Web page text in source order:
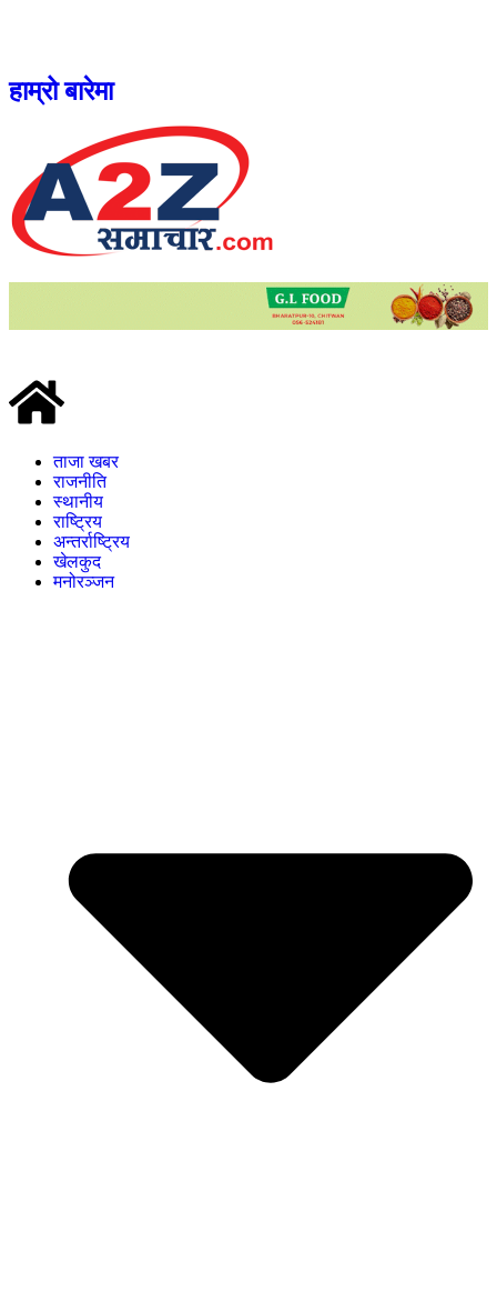
हाम्रो बारेमा
ताजा खबर
राजनीति
स्थानीय
राष्ट्रिय
अन्तर्राष्ट्रिय
खेलकुद
मनोरञ्जन